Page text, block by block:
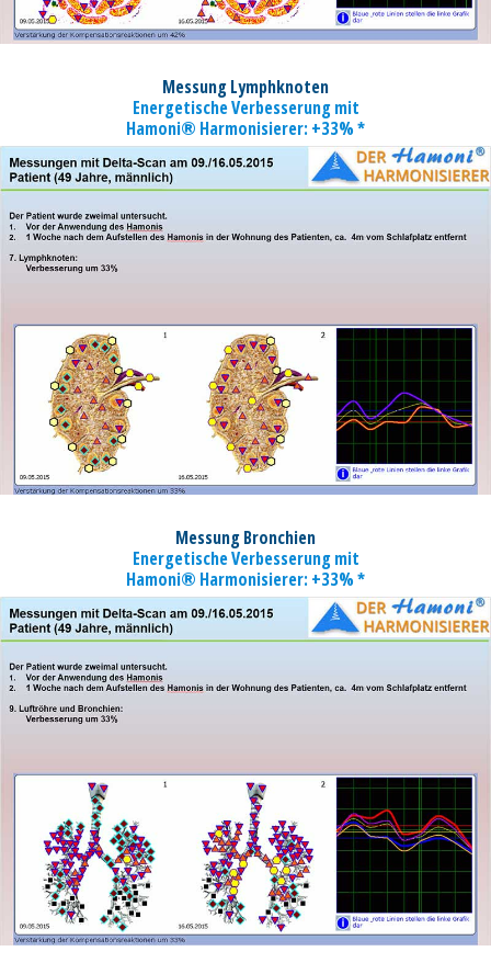
Messung Lymphknoten
Energetische Verbesserung mit
Hamoni® Harmonisierer: +33% *
Messung Bronchien
Energetische Verbesserung mit
Hamoni® Harmonisierer: +33% *